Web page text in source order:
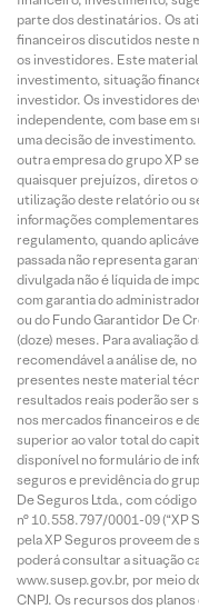
parte dos destinatários. Os
financeiros discutidos neste
os investidores. Este
investimento, situação
investidor. Os investidores
independente, com base em
uma decisão de
outra empresa do grupo XP
quaisquer prejuízos, diretos
utilização deste relatório ou
informações
regulamento, quando
passada não representa
divulgada não é líquida de
com garantia do
ou do Fundo Garantidor De
(doze) meses. Para avaliação
recomendável a análise de,
presentes neste material
resultados reais poderão
nos mercados financeiros e
superior ao valor total do
disponível no formulário de
seguros e previdência do
De Seguros Ltda., com
n° 10.558.797/0001-09 (“XP
pela XP Seguros proveem de
poderá consultar a situação
www.susep.gov.br, por meio
CNPJ. Os recursos dos